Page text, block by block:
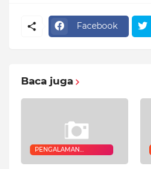
Facebook
Baca juga
PENGALAMAN